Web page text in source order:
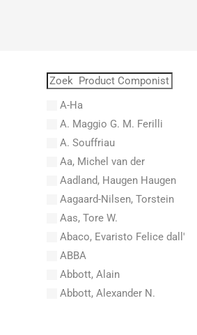
A-Ha
A. Maggio G. M. Ferilli
A. Souffriau
Aa, Michel van der
Aadland, Haugen Haugen
Aagaard-Nilsen, Torstein
Aas, Tore W.
Abaco, Evaristo Felice dall'
ABBA
Abbott, Alain
Abbott, Alexander N.